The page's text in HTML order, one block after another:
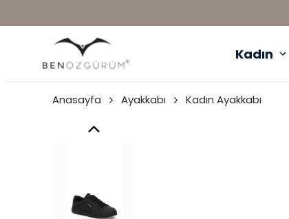
Kadın
Anasayfa Ayakkabı Kadın Ayakkabı